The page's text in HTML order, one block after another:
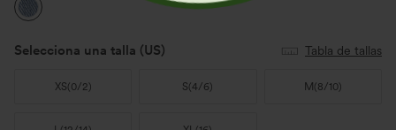
Selecciona una talla (US) Tabla de tallas
XS(0/2) S(4/6) M (8/10)